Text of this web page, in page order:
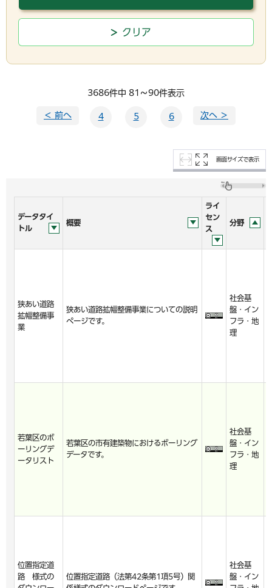
3686件中 81～90件表示
＜ 前へ 4 5 6 次へ ＞
画面サイズで表示
データタイ
トル
概要
ライ
セン
ス
分野
狭あい道路
拡幅整備事
業
狭あい道路拡幅整備事業についての説明
ページです。
社会基
盤・イン
フラ・地
理
若葉区のボ
ーリングデ
ータリスト
若葉区の市有建築物におけるボーリング
データです。
社会基
盤・イン
フラ・地
理
位置指定道
路 様式の
位置指定道路（法第42条第1項5号）関
社会基
盤・イン